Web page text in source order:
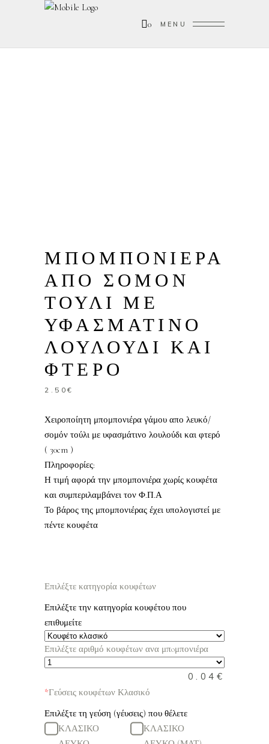
0 MENU
ΜΠΟΜΠΟΝΙΕΡΑ
ΑΠΟ ΣΟΜΟΝ
ΤΟΥΛΙ ΜΕ
ΥΦΑΣΜΑΤΙΝΟ
ΛΟΥΛΟΥΔΙ ΚΑΙ
ΦΤΕΡΟ
2.50€
Χειροποίητη μπομπονιέρα γάμου απο λευκό/
σομόν τούλι με υφασμάτινο λουλούδι και φτερό
( 30cm )
Πληροφορίες:
Η τιμή αφορά την μπομπονιέρα χωρίς κουφέτα
και συμπεριλαμβάνει τον Φ.Π.Α
Το βάρος της μπομπονιέρας έχει υπολογιστεί με
πέντε κουφέτα
Επιλέξτε κατηγορία κουφέτων
Επιλέξτε την κατηγορία κουφέτου που
επιθυμείτε
Επιλέξτε αριθμό κουφέτων ανα μπoμπονιέρα
0.04 €
*Γεύσεις κουφέτων Κλασικό
Επιλέξτε τη γεύση (γέυσεις) που θέλετε
ΚΛΑΣΙΚΟ
ΚΛΑΣΙΚΟ